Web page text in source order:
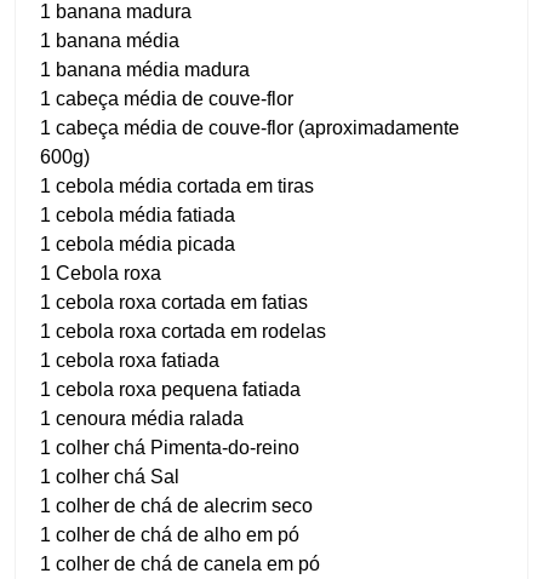
1 banana madura
1 banana média
1 banana média madura
1 cabeça média de couve-flor
1 cabeça média de couve-flor (aproximadamente
600g)
1 cebola média cortada em tiras
1 cebola média fatiada
1 cebola média picada
1 Cebola roxa
1 cebola roxa cortada em fatias
1 cebola roxa cortada em rodelas
1 cebola roxa fatiada
1 cebola roxa pequena fatiada
1 cenoura média ralada
1 colher chá Pimenta-do-reino
1 colher chá Sal
1 colher de chá de alecrim seco
1 colher de chá de alho em pó
1 colher de chá de canela em pó